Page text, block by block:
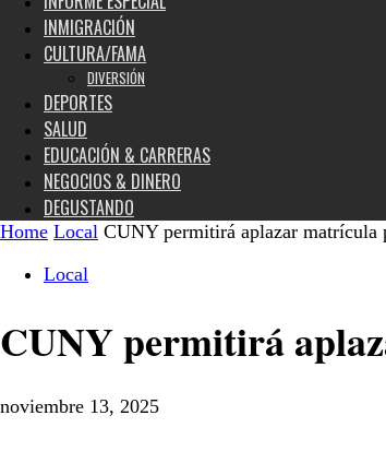
INMIGRACIÓN
CULTURA/FAMA
DIVERSIÓN
DEPORTES
SALUD
EDUCACIÓN & CARRERAS
NEGOCIOS & DINERO
DEGUSTANDO
Home Local CUNY permitirá aplazar
Local
CUNY permitirá
noviembre 13, 2025